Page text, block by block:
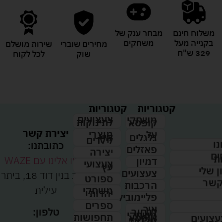
משלוח חינם
בקנייה מעל
329 ש"ח
מבחר ענק של
משחקים
מחירים שוברי
שוק
שירות מושלם
לכל לקוח
שלי
קשר
קטגוריות
משחקי
קופסא
על
גלגלים
פאזלים
דמיון
צעצועים
הרכבות
פליימוביל
איך
לבחור
משחקי
קופסא
קטגוריות
צעצועים
לתינוקות
מוצרי
קיץ
לילדים
יצירה
צעצועי
עץ
ספורט
משחקי
יהדות
ספרים
תחפושות
יצירת קשר
כתובתנו:
נווטו אלינו עם WAZE
רחוב בנין דוד 18, ביתר
עילית
טלפון: